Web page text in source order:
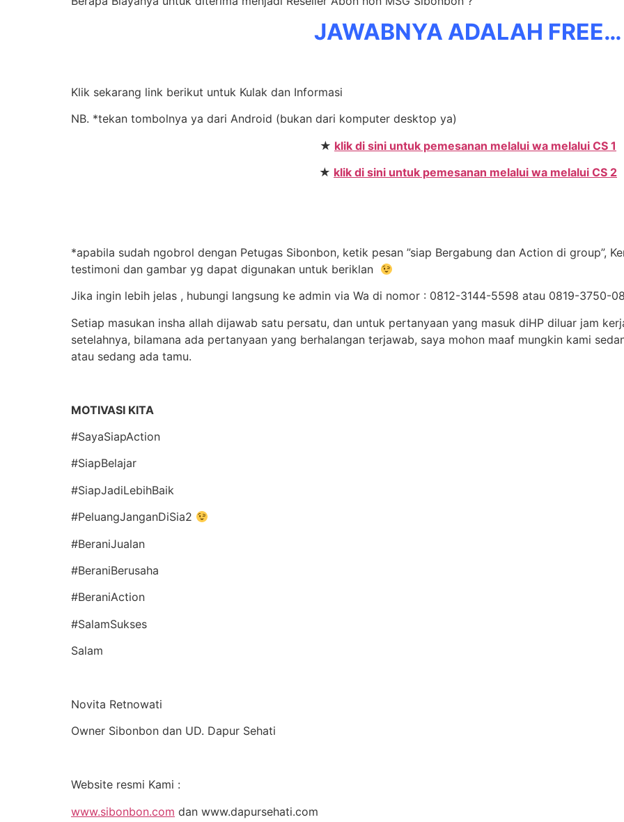
JAWABNYA ADALAH FREE…
Klik sekarang link berikut untuk Kulak dan Informasi
NB. *tekan tombolnya ya dari Android (bukan dari komputer desktop ya)
★ klik di sini untuk pemesanan melalui wa melalui CS 1
★ klik di sini untuk pemesanan melalui wa melalui CS 2
*apabila sudah ngobrol dengan Petugas Sibonbon, ketik pesan ”siap Bergabung dan Action di group”,
testimoni dan gambar yg dapat digunakan untuk beriklan
Jika ingin lebih jelas , hubungi langsung ke admin via Wa di nomor : 0812-3144-5598 atau 0819-3750-
Setiap masukan insha allah dijawab satu persatu, dan untuk pertanyaan yang masuk diHP diluar jam
setelahnya, bilamana ada pertanyaan yang berhalangan terjawab, saya mohon maaf mungkin kami
atau sedang ada tamu.
MOTIVASI KITA
#SayaSiapAction
#SiapBelajar
#SiapJadiLebihBaik
#PeluangJanganDiSia2
#BeraniJualan
#BeraniBerusaha
#BeraniAction
#SalamSukses
Salam
Novita Retnowati
Owner Sibonbon dan UD. Dapur Sehati
Website resmi Kami :
www.sibonbon.com dan www.dapursehati.com